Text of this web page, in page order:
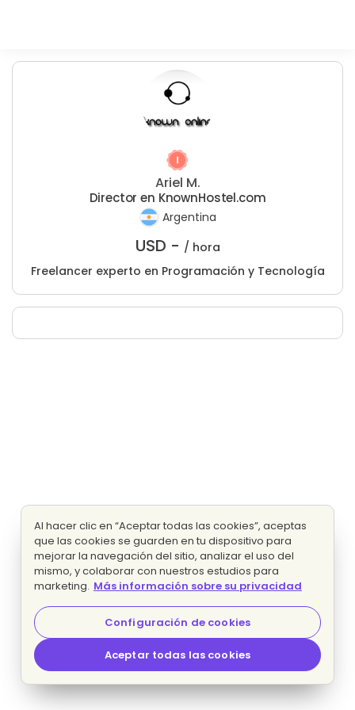
Ariel M.
Director en KnownHostel.com
Argentina
USD - / hora
Freelancer experto en Programación y Tecnología
Al hacer clic en “Aceptar todas las cookies”, aceptas
que las cookies se guarden en tu dispositivo para
mejorar la navegación del sitio, analizar el uso del
mismo, y colaborar con nuestros estudios para
marketing. Más información sobre su privacidad
Configuración de cookies
Aceptar todas las cookies